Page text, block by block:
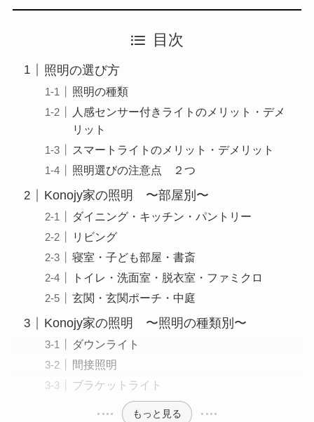
目次
照明の選び方
照明の種類
人感センサー付きライトのメリット・デメ
リット
スマートライトのメリット・デメリット
照明選びの注意点 ２つ
Konojy家の照明 〜部屋別〜
ダイニング・キッチン・パントリー
リビング
寝室・子ども部屋・書斎
トイレ・洗面室・脱衣室・ファミクロ
玄関・玄関ポーチ・中庭
Konojy家の照明 〜照明の種類別〜
ダウンライト
間接照明
ブラケットライト
もっと見る